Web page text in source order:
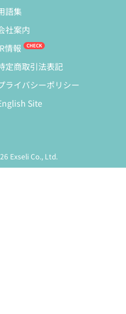
語集
社案内
情報
定商取引法表記
ライバシーポリシー
Site
Exseli Co., Ltd.